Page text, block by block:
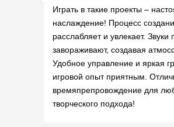
Играть в такие проекты –
наслаждение! Процесс
расслабляет и увлекает. Звуки
завораживают, создавая
Удобное управление и яркая
игровой опыт приятным.
времяпрепровождение для
творческого подхода!